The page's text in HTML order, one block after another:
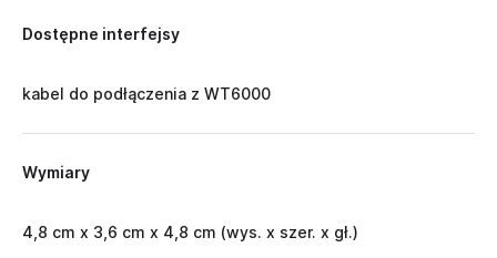
Dostępne interfejsy
kabel do podłączenia z WT6000
Wymiary
4,8 cm x 3,6 cm x 4,8 cm (wys. x szer. x gł.)